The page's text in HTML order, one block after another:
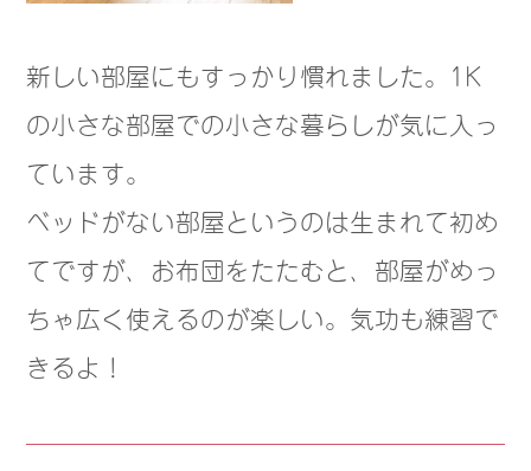
新しい部屋にもすっかり慣れました。1K
の小さな部屋での小さな暮らしが気に入っ
ています。
ベッドがない部屋というのは生まれて初め
てですが、お布団をたたむと、 部屋がめっ
ちゃ広く使えるのが楽しい。気功も練習で
きるよ！